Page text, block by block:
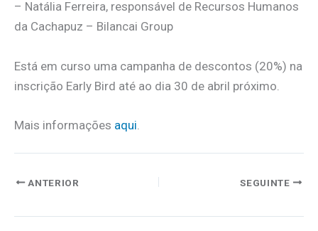
– Natália Ferreira, responsável de Recursos Humanos
da Cachapuz – Bilancai Group
Está em curso uma campanha de descontos (20%) na
inscrição Early Bird até ao dia 30 de abril próximo.
Mais informações aqui
ANTERIOR SEGUINTE